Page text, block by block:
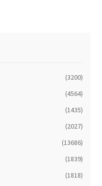
(3200)
(4564)
(1435)
(2027)
(13686)
(1839)
(1818)